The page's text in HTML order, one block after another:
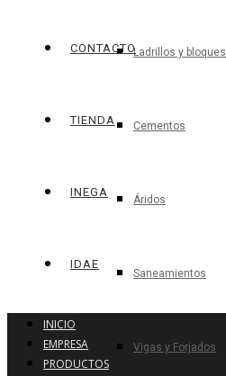
Ladrillos y bloques
Cementos
Áridos
Saneamientos
Vigas y Forjados
CONTACTO
TIENDA
INEGA
IDAE
INICIO
EMPRESA
PRODUCTOS